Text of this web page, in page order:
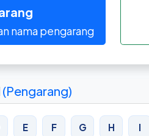
nama pengarang
(Pengarang)
E F G H I